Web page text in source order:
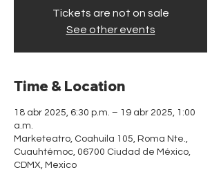
Tickets are not on sale
See other events
Time & Location
18 abr 2025, 6:30 p.m. – 19 abr 2025, 1:00
a.m.
Marketeatro, Coahuila 105, Roma Nte.,
Cuauhtémoc, 06700 Ciudad de México,
CDMX, Mexico